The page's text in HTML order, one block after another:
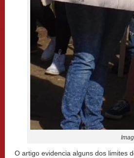
O artigo evidencia alguns dos limites